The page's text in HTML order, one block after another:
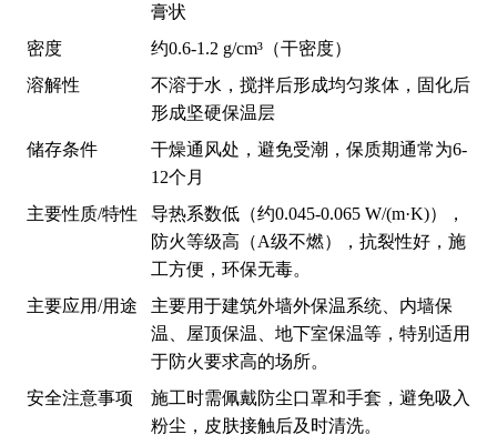
膏状
密度
约0.6-1.2 g/cm³（干密度）
溶解性
不溶于水，搅拌后形成均匀浆体，固化后
形成坚硬保温层
储存条件
干燥通风处，避免受潮，保质期通常为6-
12个月
主要性质/特性
导热系数低（约0.045-0.065 W/(m·K)），
防火等级高（A级不燃），抗裂性好，施
工方便，环保无毒。
主要应用/用途
主要用于建筑外墙外保温系统、内墙保
温、屋顶保温、地下室保温等，特别适用
于防火要求高的场所。
安全注意事项
施工时需佩戴防尘口罩和手套，避免吸入
粉尘，皮肤接触后及时清洗。